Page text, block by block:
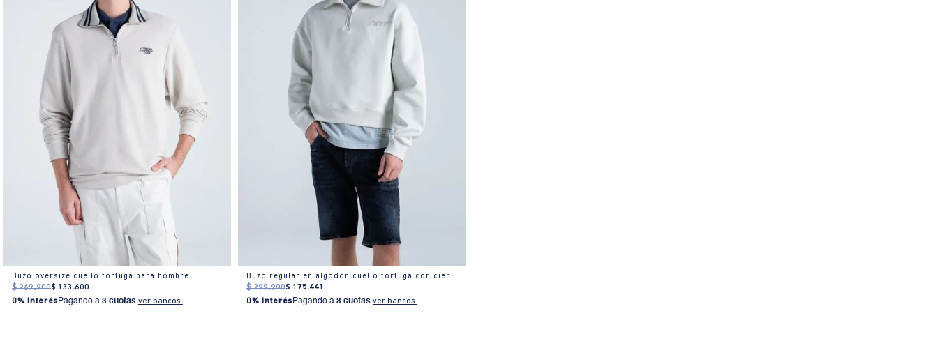
Buzo oversize cuello tortuga para hombre
$ 269.900$ 133 .600
0% Interés Pagando a 3 cuotas.ver bancos.
Buzo regular en algodón cuello tortuga con cierre
$ 299.900$ 175.441
0% Interés Pagando a 3 cuotas.ver bancos.